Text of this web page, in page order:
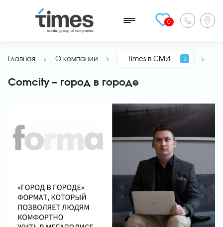
0
Главная О компании Times в СМИ
Comcity – город в городе